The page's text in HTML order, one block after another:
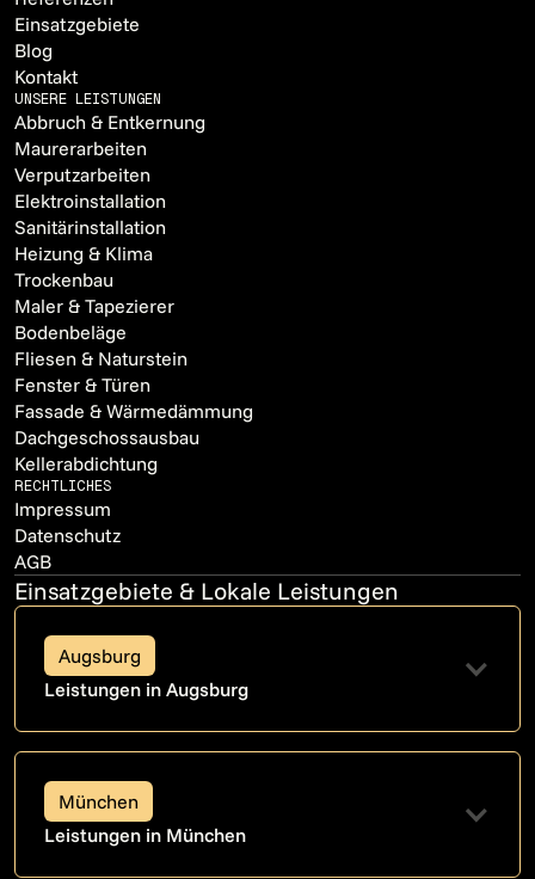
Einsatzgebiete
Blog
Kontakt
UNSERE LEISTUNGEN
Abbruch & Entkernung
Maurerarbeiten
Verputzarbeiten
Elektroinstallation
Sanitärinstallation
Heizung & Klima
Trockenbau
Maler & Tapezierer
Bodenbeläge
Fliesen & Naturstein
Fenster & Türen
Fassade & Wärmedämmung
Dachgeschossausbau
Kellerabdichtung
RECHTLICHES
Impressum
Datenschutz
AGB
Einsatzgebiete & Lokale Leistungen
Augsburg
Leistungen in Augsburg
München
Leistungen in München